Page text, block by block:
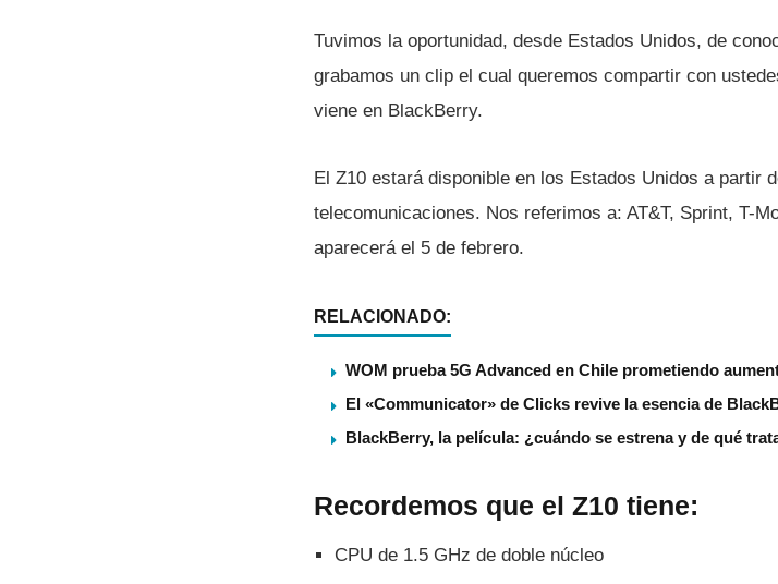
Tuvimos la oportunidad, desde Estados Unidos, de
grabamos un clip el cual queremos compartir con
viene en BlackBerry.
El Z10 estará disponible en los Estados Unidos a partir
telecomunicaciones. Nos referimos a: AT&T, Sprint, T-
aparecerá el 5 de febrero.
RELACIONADO:
WOM prueba 5G Advanced en Chile prometiendo
El «Communicator» de Clicks revive la esencia de
BlackBerry, la película: ¿cuándo se estrena y de qué
Recordemos que el Z10 tiene:
CPU de 1.5 GHz de doble núcleo